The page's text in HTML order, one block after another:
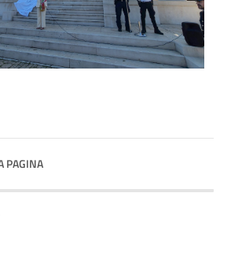
PAGINA